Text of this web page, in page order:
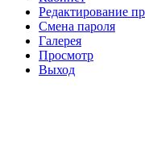
Редактирование
Смена пароля
Галерея
Просмотр
Выход